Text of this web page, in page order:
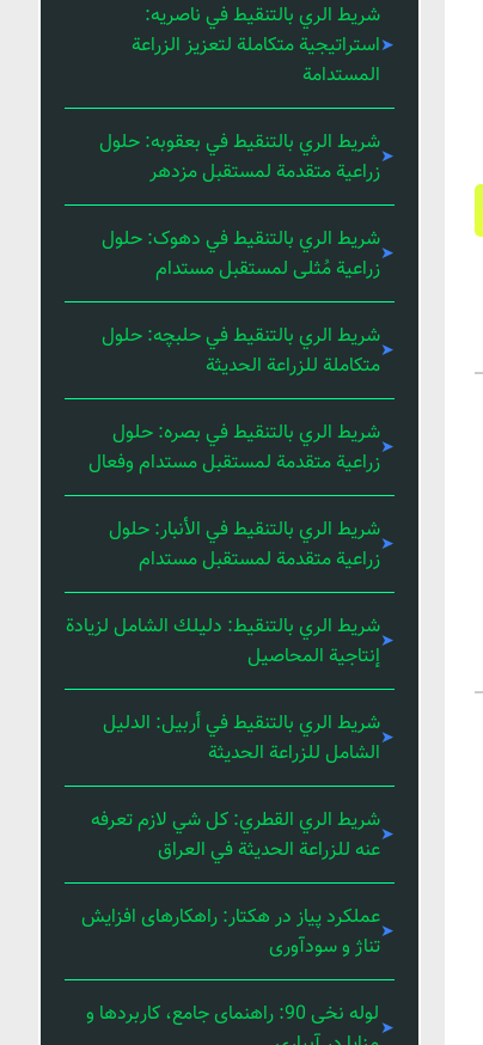
شريط الري بالتنقيط في ناصریه:
استراتيجية متكاملة لتعزيز الزراعة
المستدامة
شريط الري بالتنقيط في بعقوبه: حلول
زراعية متقدمة لمستقبل مزدهر
شريط الري بالتنقيط في دهوک: حلول
زراعية مُثلى لمستقبل مستدام
شريط الري بالتنقيط في حلبچه: حلول
متكاملة للزراعة الحديثة
شريط الري بالتنقيط في بصره: حلول
زراعية متقدمة لمستقبل مستدام وفعال
شريط الري بالتنقيط في الأنبار: حلول
زراعية متقدمة لمستقبل مستدام
شريط الري بالتنقيط: دليلك الشامل لزيادة
إنتاجية المحاصيل
شريط الري بالتنقيط في أربيل: الدليل
الشامل للزراعة الحديثة
شريط الري القطري: كل شي لازم تعرفه
عنه للزراعة الحديثة في العراق
عملکرد پیاز در هکتار: راهکارهای افزایش
تناژ و سودآوری
لوله نخی 90: راهنمای جامع، کاربردها و